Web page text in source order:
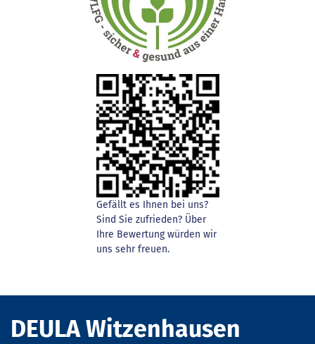
Gefällt es Ihnen bei uns?
Sind Sie zufrieden? Über
Ihre Bewertung würden wir
uns sehr freuen.
DEULA Witzenhausen